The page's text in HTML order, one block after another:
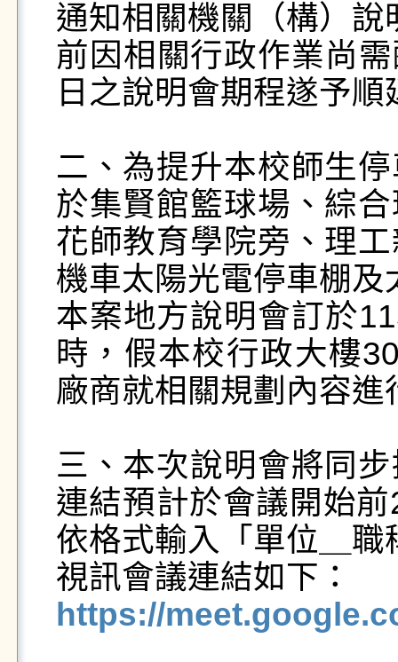
通知相關機關（構）說
前因相關行政作業尚
日之說明會期程遂予順
二、為提升本校師生
於集賢館籃球場、綜
花師教育學院旁、理
機車太陽光電停車棚
本案地方說明會訂於
時，假本校行政大樓
廠商就相關規劃內容
三、本次說明會將同
連結預計於會議開始
依格式輸入「單位＿職
https://